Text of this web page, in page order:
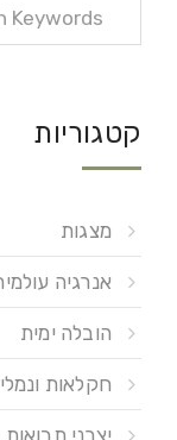
קטגוריות
מצגות
אנרגיה
הובלה ימית
חקלאות